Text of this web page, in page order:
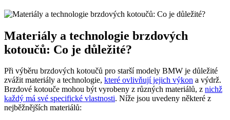
Materiály a technologie brzdových
kotoučů: Co je důležité?
Při výběru brzdových kotoučů pro starší modely BMW je důležité
zvážit materiály a technologie, které ovlivňují jejich výkon a výdrž.
Brzdové kotouče mohou být vyrobeny z různých materiálů, z nichž
každý má své specifické vlastnosti. Níže jsou uvedeny některé z
nejběžnějších materiálů: